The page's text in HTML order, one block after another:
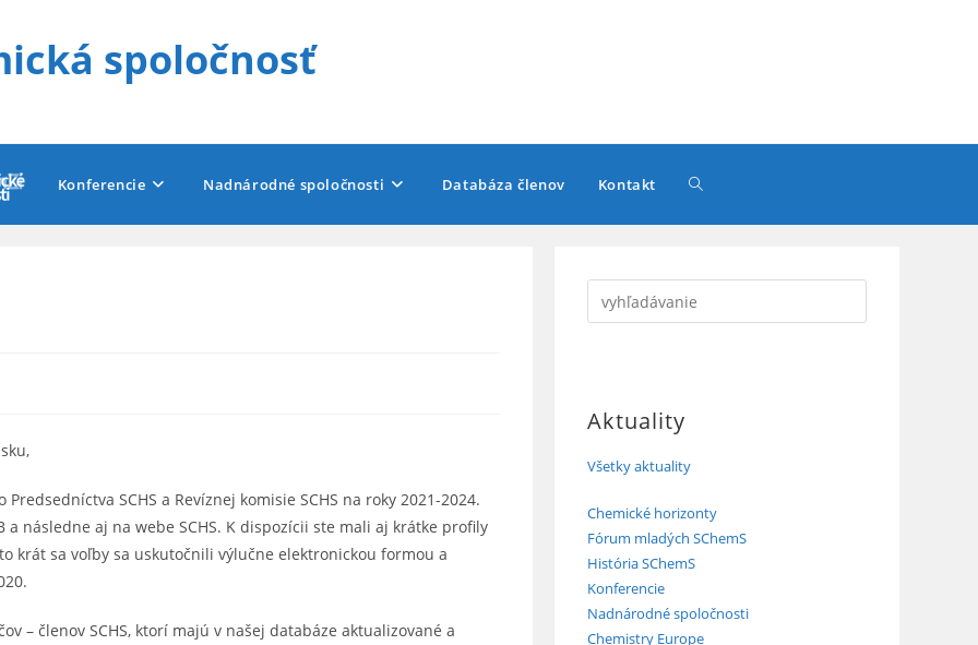
spoločnosť
Konferencie Nadnárodné spoločnosti Databáza členov Kontakt Toggle
SCHS a Revíznej komisie SCHS na roky 2021-2024.
následne aj na webe SCHS. K dispozícii ste mali aj krátke profily
krát sa voľby sa uskutočnili výlučne elektronickou formou a
– členov SCHS, ktorí majú v našej databáze aktualizované a
Aktuality
Všetky aktuality
Chemické horizonty
Fórum mladých SChemS
História SChemS
Konferencie
Nadnárodné spoločnosti
Chemistry Europe